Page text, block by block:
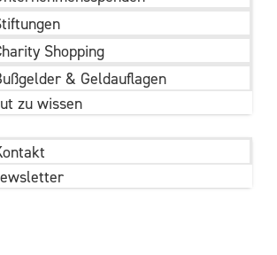
Shopping
& Geldauflagen
zu wissen